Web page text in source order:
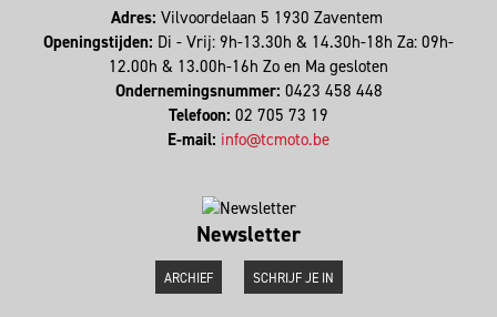
Adres: Vilvoordelaan 5 1930 Zaventem
Openingstijden: Di - Vrij: 9h-13.30h & 14.30h-18h Za: 09h-
12.00h & 13.00h-16h Zo en Ma gesloten
Ondernemingsnummer: 0423 458 448
Telefoon: 02 705 73 19
E-mail: info@tcmoto.be
Newsletter
ARCHIEF SCHRIJF JE IN